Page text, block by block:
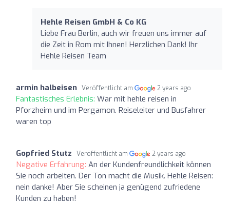
Hehle Reisen GmbH & Co KG
Liebe Frau Berlin, auch wir freuen uns immer auf
die Zeit in Rom mit Ihnen! Herzlichen Dank! Ihr
Hehle Reisen Team
armin halbeisen Veröffentlicht am 2 years ago
Fantastisches Erlebnis: War mit hehle reisen in
Pforzheim und im Pergamon. Reiseleiter und Busfahrer
waren top
Gopfried Stutz Veröffentlicht am 2 years ago
Negative Erfahrung: An der Kundenfreundlichkeit können
Sie noch arbeiten. Der Ton macht die Musik. Hehle Reisen:
nein danke! Aber Sie scheinen ja genügend zufriedene
Kunden zu haben!